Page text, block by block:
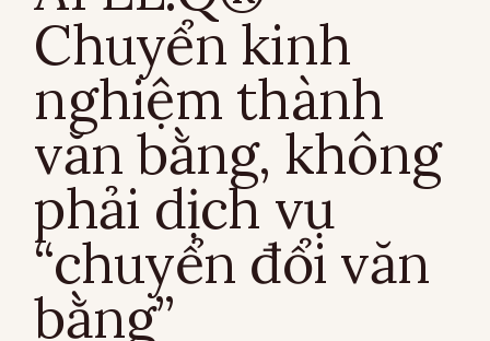
Chuyển kinh
nghiệm thành
văn bằng, không
phải dịch vụ
“chuyển đổi văn
bằng”